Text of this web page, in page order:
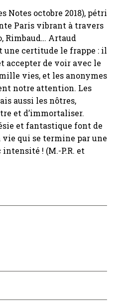
Notes octobre 2018), pétri
Paris vibrant à travers
Rimbaud… Artaud
une certitude le frappe : il
accepter de voir avec le
vies, et les anonymes
notre attention. Les
aussi les nôtres,
et d’immortaliser.
et fantastique font de
vie qui se termine par une
! (M.-P.R. et